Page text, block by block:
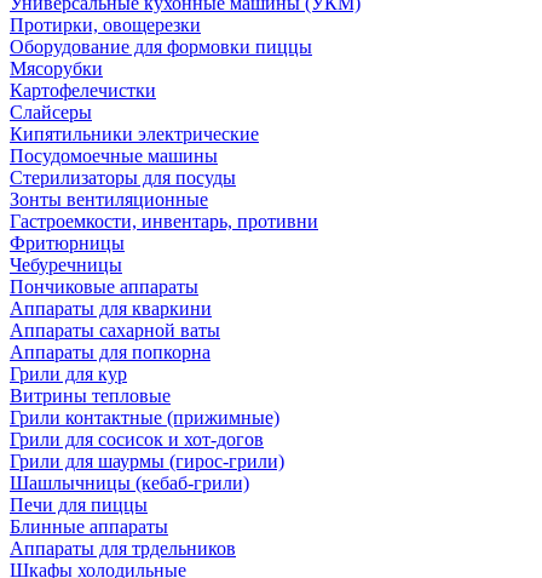
Протирки, овощерезки
Оборудование для формовки пиццы
Мясорубки
Картофелечистки
Слайсеры
Кипятильники электрические
Посудомоечные машины
Стерилизаторы для посуды
Зонты вентиляционные
Гастроемкости, инвентарь, противни
Фритюрницы
Чебуречницы
Пончиковые аппараты
Аппараты для кваркини
Аппараты сахарной ваты
Аппараты для попкорна
Грили для кур
Витрины тепловые
Грили контактные (прижимные)
Грили для сосисок и хот-догов
Грили для шаурмы (гирос-грили)
Шашлычницы (кебаб-грили)
Печи для пиццы
Блинные аппараты
Аппараты для трдельников
Шкафы холодильные